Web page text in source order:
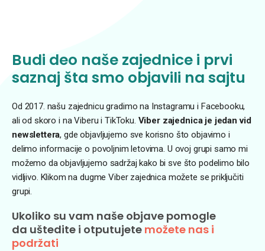
Budi deo naše zajednice i prvi
saznaj šta smo objavili na sajtu
Od 2017. našu zajednicu gradimo na Instagramu i Facebooku,
ali od skoro i na Viberu i TikToku. Viber zajednica je jedan vid
newslettera, gde objavljujemo sve korisno što objavimo i
delimo informacije o povoljnim letovima. U ovoj grupi samo mi
možemo da objavljujemo sadržaj kako bi sve što podelimo bilo
vidljivo. Klikom na dugme Viber zajednica možete se priključiti
grupi.
Ukoliko su vam naše objave pomogle
da uštedite i otputujete možete nas i
podržati